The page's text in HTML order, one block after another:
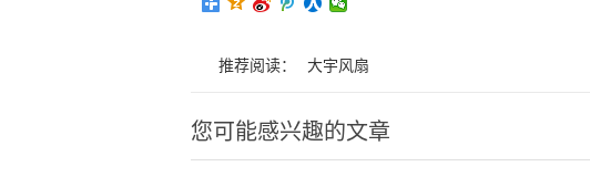
推荐阅读： 大宇风扇
您可能感兴趣的文章